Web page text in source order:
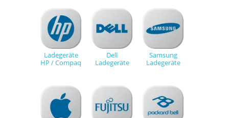
Ladegeräte
HP / Compaq
Dell
Ladegeräte
Samsung
Ladegeräte